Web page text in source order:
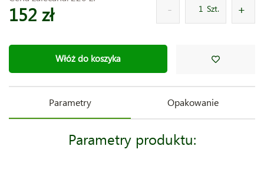
152 zł Szt.
Włóż do koszyka
Parametry Opakowanie
Parametry produktu: